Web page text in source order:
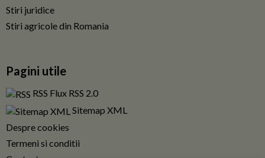
Stiri juridice
Stiri agricole din Romania
Pagini utile
RSS Flux RSS 2.0
Sitemap XML
Despre cookies
Termeni si conditii